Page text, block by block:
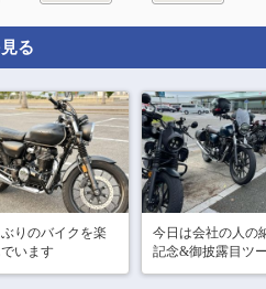
る
りのバイクを楽
います
今日は会社の人の
記念&御披露目ツ
グ✨